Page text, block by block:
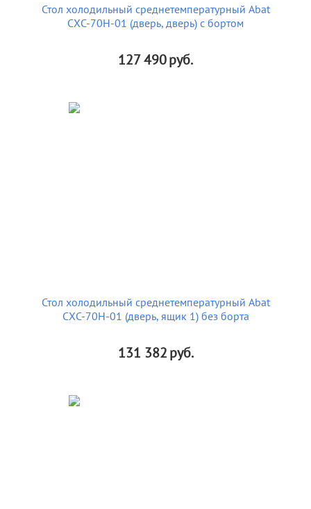
Стол холодильный среднетемпературный Abat
СХС-70Н-01 (дверь, дверь) с бортом
127 490руб.
Стол холодильный среднетемпературный Abat
СХС-70Н-01 (дверь, ящик 1) без борта
131 382руб.